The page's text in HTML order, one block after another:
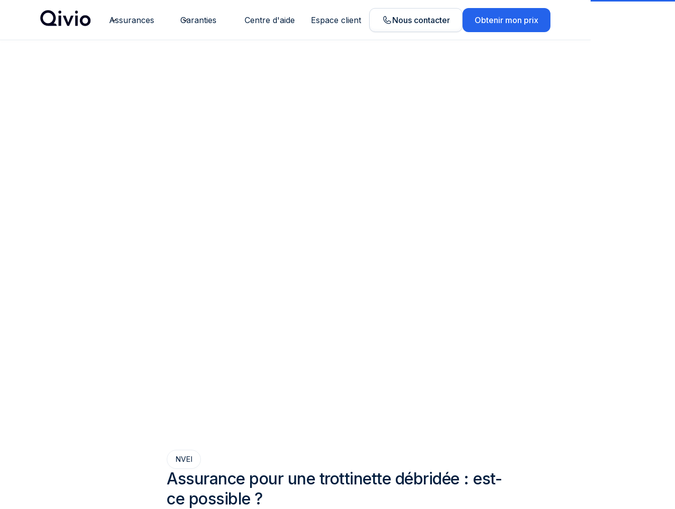
Assurances Garanties Centre d'aide Espace client Nous contacter Obtenir mon prix
NVEI
Assurance pour une trottinette débridée : est-
ce possible ?